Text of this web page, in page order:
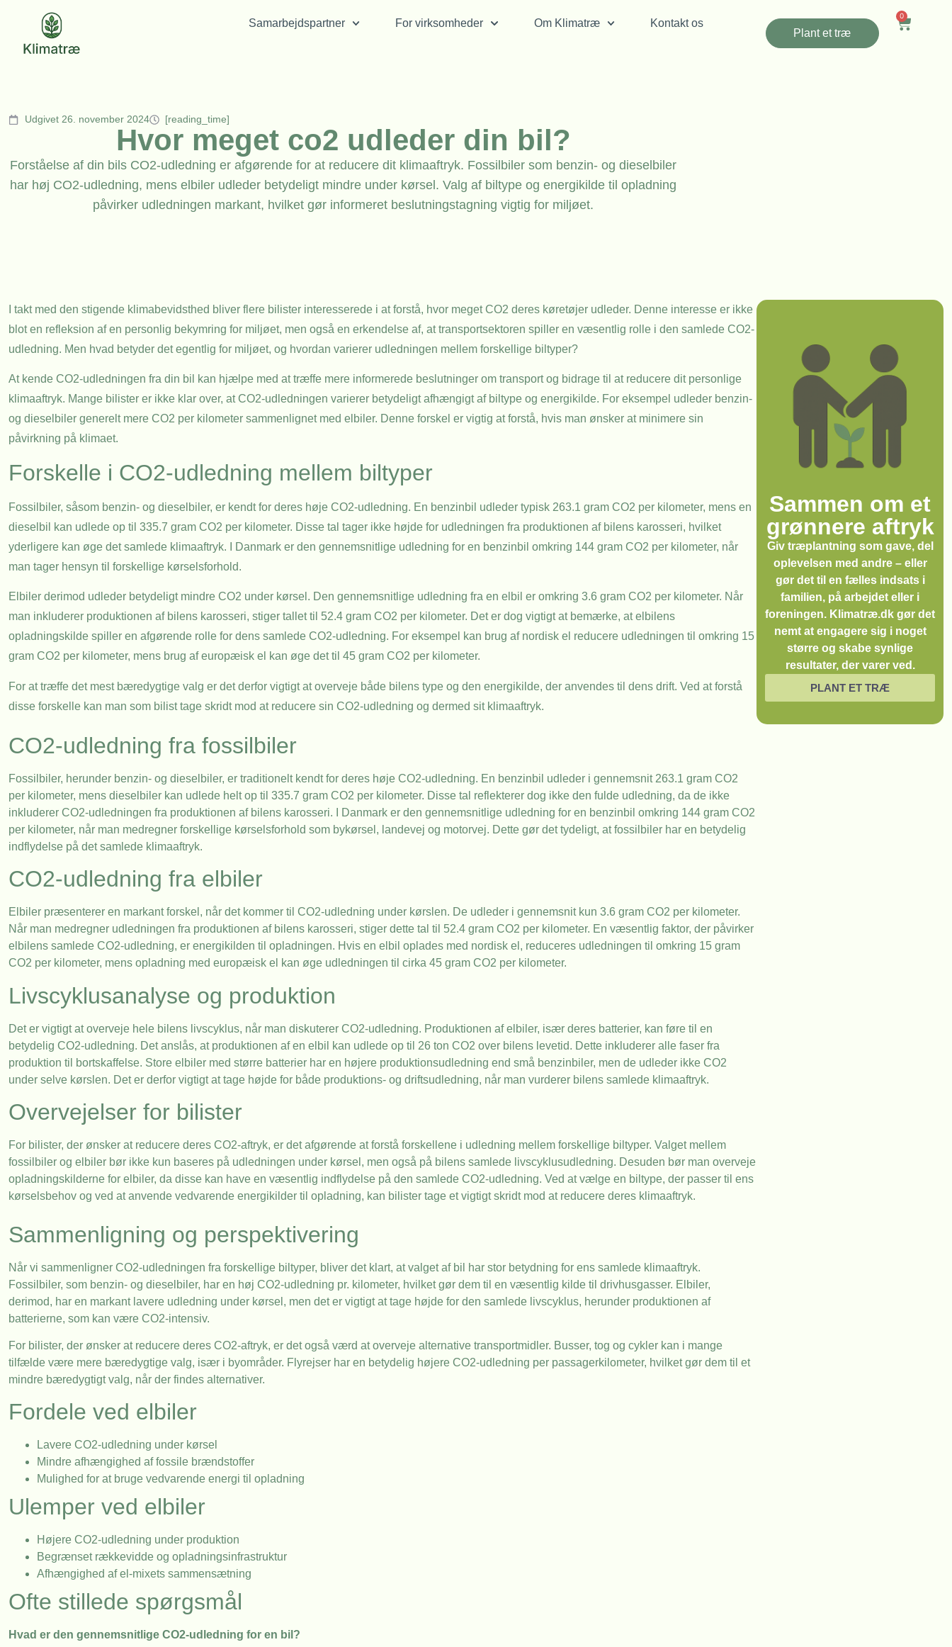
Samarbejdspartner For virksomheder Om Klimatræ
Kontakt os
Plant et træ
0
Udgivet 26. november 2024 [reading_time]
Hvor meget co2 udleder din bil?
Forståelse af din bils CO2-udledning er afgørende for at reducere dit klimaaftryk. Fossilbiler som benzin- og dieselbiler
har høj CO2-udledning, mens elbiler udleder betydeligt mindre under kørsel. Valg af biltype og energikilde til opladning
påvirker udledningen markant, hvilket gør informeret beslutningstagning vigtig for miljøet.
I takt med den stigende klimabevidsthed bliver flere bilister interesserede i at forstå, hvor meget CO2 deres køretøjer udleder. Denne interesse er ikke
blot en refleksion af en personlig bekymring for miljøet, men også en erkendelse af, at transportsektoren spiller en væsentlig rolle i den samlede CO2-
udledning. Men hvad betyder det egentlig for miljøet, og hvordan varierer udledningen mellem forskellige biltyper?
At kende CO2-udledningen fra din bil kan hjælpe med at træffe mere informerede beslutninger om transport og bidrage til at reducere dit personlige
klimaaftryk. Mange bilister er ikke klar over, at CO2-udledningen varierer betydeligt afhængigt af biltype og energikilde. For eksempel udleder benzin-
og dieselbiler generelt mere CO2 per kilometer sammenlignet med elbiler. Denne forskel er vigtig at forstå, hvis man ønsker at minimere sin
påvirkning på klimaet.
Forskelle i CO2-udledning mellem biltyper
Fossilbiler, såsom benzin- og dieselbiler, er kendt for deres høje CO2-udledning. En benzinbil udleder typisk 263.1 gram CO2 per kilometer, mens en
dieselbil kan udlede op til 335.7 gram CO2 per kilometer. Disse tal tager ikke højde for udledningen fra produktionen af bilens karosseri, hvilket
yderligere kan øge det samlede klimaaftryk. I Danmark er den gennemsnitlige udledning for en benzinbil omkring 144 gram CO2 per kilometer, når
man tager hensyn til forskellige kørselsforhold.
Elbiler derimod udleder betydeligt mindre CO2 under kørsel. Den gennemsnitlige udledning fra en elbil er omkring 3.6 gram CO2 per kilometer. Når
man inkluderer produktionen af bilens karosseri, stiger tallet til 52.4 gram CO2 per kilometer. Det er dog vigtigt at bemærke, at elbilens
opladningskilde spiller en afgørende rolle for dens samlede CO2-udledning. For eksempel kan brug af nordisk el reducere udledningen til omkring 15
gram CO2 per kilometer, mens brug af europæisk el kan øge det til 45 gram CO2 per kilometer.
For at træffe det mest bæredygtige valg er det derfor vigtigt at overveje både bilens type og den energikilde, der anvendes til dens drift. Ved at forstå
disse forskelle kan man som bilist tage skridt mod at reducere sin CO2-udledning og dermed sit klimaaftryk.
CO2-udledning fra fossilbiler
Fossilbiler, herunder benzin- og dieselbiler, er traditionelt kendt for deres høje CO2-udledning. En benzinbil udleder i gennemsnit 263.1 gram CO2
per kilometer, mens dieselbiler kan udlede helt op til 335.7 gram CO2 per kilometer. Disse tal reflekterer dog ikke den fulde udledning, da de ikke
inkluderer CO2-udledningen fra produktionen af bilens karosseri. I Danmark er den gennemsnitlige udledning for en benzinbil omkring 144 gram CO2
per kilometer, når man medregner forskellige kørselsforhold som bykørsel, landevej og motorvej. Dette gør det tydeligt, at fossilbiler har en betydelig
indflydelse på det samlede klimaaftryk.
CO2-udledning fra elbiler
Elbiler præsenterer en markant forskel, når det kommer til CO2-udledning under kørslen. De udleder i gennemsnit kun 3.6 gram CO2 per kilometer.
Når man medregner udledningen fra produktionen af bilens karosseri, stiger dette tal til 52.4 gram CO2 per kilometer. En væsentlig faktor, der påvirker
elbilens samlede CO2-udledning, er energikilden til opladningen. Hvis en elbil oplades med nordisk el, reduceres udledningen til omkring 15 gram
CO2 per kilometer, mens opladning med europæisk el kan øge udledningen til cirka 45 gram CO2 per kilometer.
Livscyklusanalyse og produktion
Det er vigtigt at overveje hele bilens livscyklus, når man diskuterer CO2-udledning. Produktionen af elbiler, især deres batterier, kan føre til en
betydelig CO2-udledning. Det anslås, at produktionen af en elbil kan udlede op til 26 ton CO2 over bilens levetid. Dette inkluderer alle faser fra
produktion til bortskaffelse. Store elbiler med større batterier har en højere produktionsudledning end små benzinbiler, men de udleder ikke CO2
under selve kørslen. Det er derfor vigtigt at tage højde for både produktions- og driftsudledning, når man vurderer bilens samlede klimaaftryk.
Overvejelser for bilister
For bilister, der ønsker at reducere deres CO2-aftryk, er det afgørende at forstå forskellene i udledning mellem forskellige biltyper. Valget mellem
fossilbiler og elbiler bør ikke kun baseres på udledningen under kørsel, men også på bilens samlede livscyklusudledning. Desuden bør man overveje
opladningskilderne for elbiler, da disse kan have en væsentlig indflydelse på den samlede CO2-udledning. Ved at vælge en biltype, der passer til ens
kørselsbehov og ved at anvende vedvarende energikilder til opladning, kan bilister tage et vigtigt skridt mod at reducere deres klimaaftryk.
Sammenligning og perspektivering
Når vi sammenligner CO2-udledningen fra forskellige biltyper, bliver det klart, at valget af bil har stor betydning for ens samlede klimaaftryk.
Fossilbiler, som benzin- og dieselbiler, har en høj CO2-udledning pr. kilometer, hvilket gør dem til en væsentlig kilde til drivhusgasser. Elbiler,
derimod, har en markant lavere udledning under kørsel, men det er vigtigt at tage højde for den samlede livscyklus, herunder produktionen af
batterierne, som kan være CO2-intensiv.
For bilister, der ønsker at reducere deres CO2-aftryk, er det også værd at overveje alternative transportmidler. Busser, tog og cykler kan i mange
tilfælde være mere bæredygtige valg, især i byområder. Flyrejser har en betydelig højere CO2-udledning per passagerkilometer, hvilket gør dem til et
mindre bæredygtigt valg, når der findes alternativer.
Fordele ved elbiler
Lavere CO2-udledning under kørsel
Mindre afhængighed af fossile brændstoffer
Mulighed for at bruge vedvarende energi til opladning
Ulemper ved elbiler
Højere CO2-udledning under produktion
Begrænset rækkevidde og opladningsinfrastruktur
Afhængighed af el-mixets sammensætning
Ofte stillede spørgsmål
Hvad er den gennemsnitlige CO2-udledning for en bil?
Sammen om et
grønnere aftryk
Giv træplantning som gave, del
oplevelsen med andre – eller
gør det til en fælles indsats i
familien, på arbejdet eller i
foreningen. Klimatræ.dk gør det
nemt at engagere sig i noget
større og skabe synlige
resultater, der varer ved.
PLANT ET TRÆ